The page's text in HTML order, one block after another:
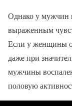
Однако у мужчин
выраженным
Если у женщины
даже при
мужчины
половую